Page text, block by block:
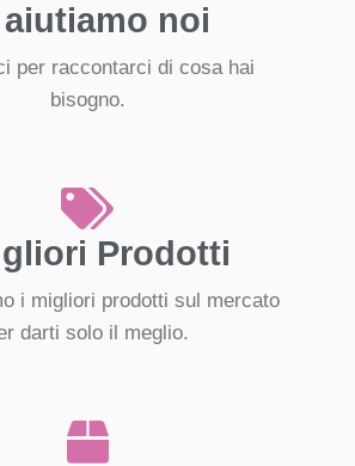
noi
per raccontarci di cosa hai
bisogno.
Prodotti
i migliori prodotti sul mercato
darti solo il meglio.